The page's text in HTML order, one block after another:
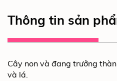
Thông tin sản
Cây non và đang trưởng
và lá.